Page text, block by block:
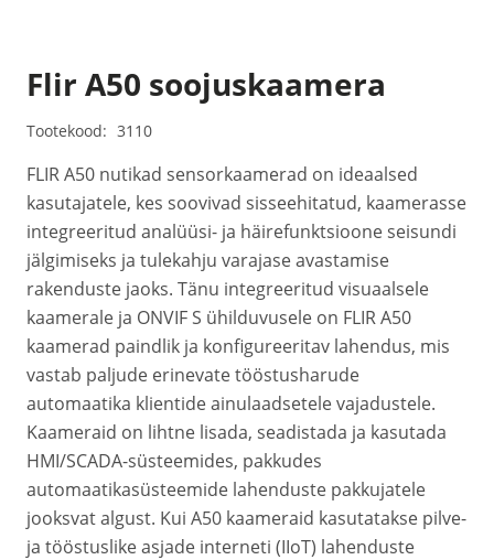
Flir A50 soojuskaamera
Tootekood: 3110
FLIR A50 nutikad sensorkaamerad on ideaalsed
kasutajatele, kes soovivad sisseehitatud, kaamerasse
integreeritud analüüsi- ja häirefunktsioone seisundi
jälgimiseks ja tulekahju varajase avastamise
rakenduste jaoks. Tänu integreeritud visuaalsele
kaamerale ja ONVIF S ühilduvusele on FLIR A50
kaamerad paindlik ja konfigureeritav lahendus, mis
vastab paljude erinevate tööstusharude
automaatika klientide ainulaadsetele vajadustele.
Kaameraid on lihtne lisada, seadistada ja kasutada
HMI/SCADA-süsteemides, pakkudes
automaatikasüsteemide lahenduste pakkujatele
jooksvat algust. Kui A50 kaameraid kasutatakse pilve-
ja tööstuslike asjade interneti (IIoT) lahenduste